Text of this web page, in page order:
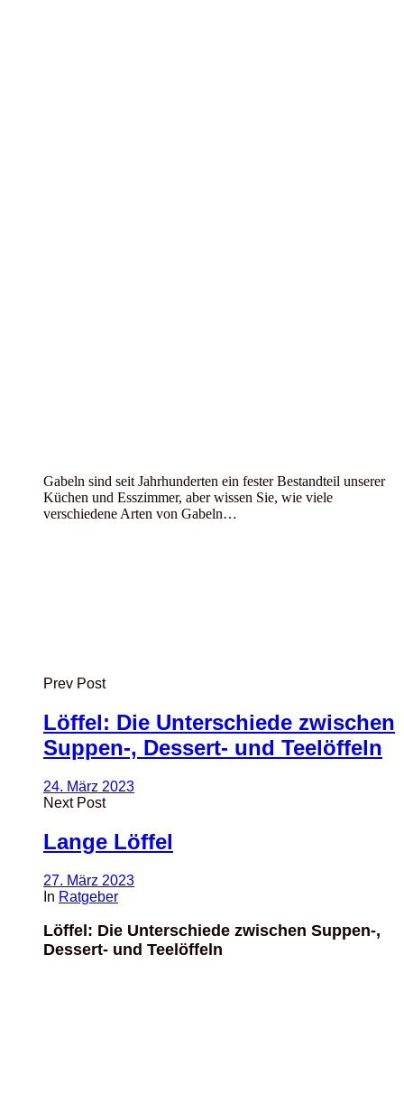
Gabeln sind seit Jahrhunderten ein fester Bestandteil unserer
Küchen und Esszimmer, aber wissen Sie, wie viele
verschiedene Arten von Gabeln…
Prev Post
Löffel: Die Unterschiede zwischen
Suppen-, Dessert- und Teelöffeln
24. März 2023
Next Post
Lange Löffel
27. März 2023
In Ratgeber
Löffel: Die Unterschiede zwischen Suppen-,
Dessert- und Teelöffeln